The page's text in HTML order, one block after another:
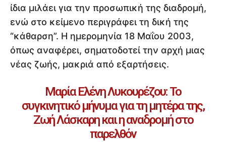
ίδια μιλάει για την προσωπική της διαδρομή,
ενώ στο κείμενο περιγράφει τη δική της
“κάθαρση”. Η ημερομηνία 18 Μαΐου 2003,
όπως αναφέρει, σηματοδοτεί την αρχή μιας
νέας ζωής, μακριά από εξαρτήσεις.
Μαρία Ελένη Λυκουρέζου: Το
συγκινητικό μήνυμα για τη μητέρα της,
Ζωή Λάσκαρη και η αναδρομή στο
παρελθόν